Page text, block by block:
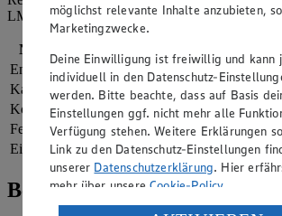
LMIV (8.400 kJ/2.000 kcal).
Nährwerte
Energie
1.741 kj (21 %)
Kalorien
416 kcal (21 %)
Kohlenhydrate 49 g
Fett
15 g
Eiweiß
19 g
Bewertung
möglichst relevante Inhalte anzubieten,
Marketingzwecke.
Deine Einwilligung ist freiwillig und kann
individuell in den Datenschutz-
werden. Bitte beachte, dass auf Basis
Einstellungen ggf. nicht mehr alle
Verfügung stehen. Weitere Erklärungen
Link zu den Datenschutz-Einstellungen
unserer Datenschutzerklärung. Hier
mehr über unsereCookie-Policy.